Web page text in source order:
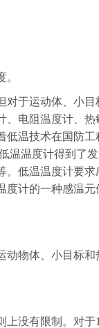
于运动体、小目
电阻温度计、
低温技术在国防
温度计得到了发
。低温温度计要
计的一种感温元
物体、小目标和
没有限制。对于